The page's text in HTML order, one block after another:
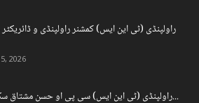
راولپنڈی (ٹی این ایس) کمشنر راولپنڈی و
2026
راولپنڈی (ٹی این ایس) سی پی او حسن مشتاق سکھیرا کا...